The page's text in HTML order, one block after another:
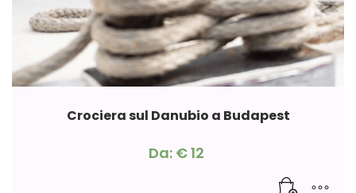
Crociera sul Danubio a Budapest
Da: €12